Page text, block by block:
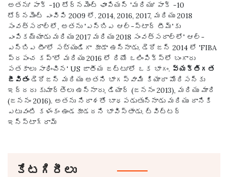
అతను' పాక్ -10 టోర్నమెంట్ ఛాంపియన్ 'మరియు' పాక్ -10
టోర్నమెంట్ ఎంవిపి 2009 లో. 2014, 2016, 2017, మరియు 2018
సంవత్సరాల్లో, అతను 'ఎన్బిఎ ఆల్-స్టార్ టీమ్'కు
ఎంపికయ్యాడు మరియు 2017 మరియు 2018 సంవత్సరాల్లో' ఆల్-
ఎన్బిఎ టీం'లో సభ్యుడిగా కూడా ఉన్నాడు. డెరోజన్ 2014 లో 'FIBA
ప్రపంచ కప్'లో మరియు 2016 లో రియో ​​ఒలింపిక్స్లో బంగారు
పతకాలు సాధించిన' US జాతీయ జట్టు'లో ఒక భాగం. వ్యక్తిగత
జీవితండెరోజన్ మరియు అతని భాగస్వామి కియారా మోరిసన్‌కు
ఇద్దరు కుమార్తెలు ఉన్నారు, డియార్ (జననం 2013), మరియు మారి
(జననం 2016). అతను నిరాశతో బాధపడుతున్నాడు మరియు దానికి
ఎటువంటి కళంకం ఉండకూడదని భావిస్తాడు. ట్విట్టర్
ఇన్స్టాగ్రామ్
కేటగిరీలు